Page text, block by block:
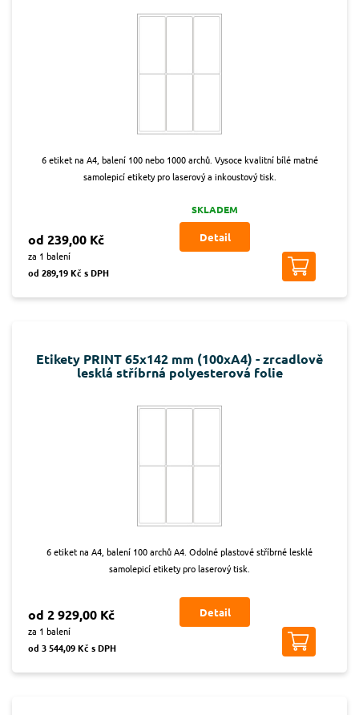
6 etiket na A4, balení 100 nebo 1000 archů. Vysoce kvalitní bílé matné
samolepicí etikety pro laserový a inkoustový tisk.
od 239,00 Kč
za 1 balení
od 289,19 Kč s DPH
SKLADEM
Detail
Etikety PRINT 65x142 mm (100xA4) - zrcadlově
lesklá stříbrná polyesterová folie
6 etiket na A4, balení 100 archů A4. Odolné plastové stříbrné lesklé
samolepicí etikety pro laserový tisk.
od 2 929,00 Kč
za 1 balení
od 3 544,09 Kč s DPH
Detail